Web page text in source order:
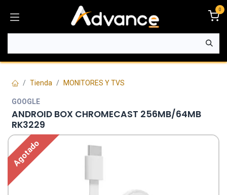
0
Tienda MONITORES Y TVS
GOOGLE
ANDROID BOX CHROMECAST 256MB/64MB
RK3229
Agotado